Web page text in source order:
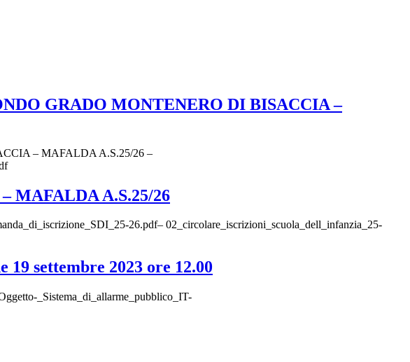
GRADO MONTENERO DI BISACCIA –
– MAFALDA A.S.25/26 –
MAFALDA A.S.25/26
26.pdf– 02_circolare_iscrizioni_scuola_dell_infanzia_25-
settembre 2023 ore 12.00
_Sistema_di_allarme_pubblico_IT-